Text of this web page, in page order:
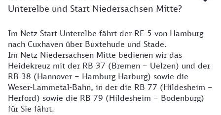
Unterelbe und Start Niedersachsen Mitte?
Details
Im Netz Start Unterelbe fährt der RE 5 von Hamburg
nach Cuxhaven über Buxtehude und Stade.
Im Netz Niedersachsen Mitte bedienen wir das
Heidekreuz mit der RB 37 (Bremen – Uelzen) und der
RB 38 (Hannover – Hamburg Harburg) sowie die
Weser-Lammetal-Bahn, in der die RB 77 (Hildesheim –
Herford) sowie die RB 79 (Hildesheim – Bodenburg)
für Sie fährt.